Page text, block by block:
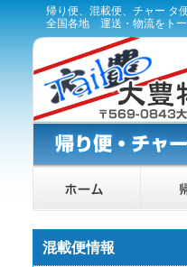
帰り便、混載便、チャー タ
全国各地 運送・物流をトー
混載便情報